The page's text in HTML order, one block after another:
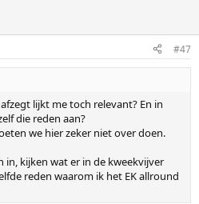
#47
lijkt me toch relevant? En in
die reden aan?
we hier zeker niet over doen.
in, kijken wat er in de kweekvijver
reden waarom ik het EK allround